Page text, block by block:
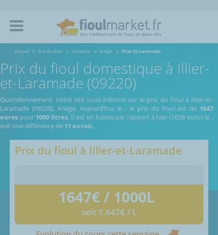
Accueil Prix du fioul Occitanie Ariege Illier-Et-Laramade
Prix du fioul domestique à Illier-
et-Laramade (09220)
Quotidiennement, notre site vous informe sur le prix du fioul à Illier-et-
Laramade (09220), Ariege. Aujourd’hui, le , le prix du fioul est de 1647
euros pour 1000 litres. Il est en baisse par rapport à hier (1658 euros le,
soit une différence de 11 euros).
Prix du fioul à Illier-et-Laramade
1647€ / 1000L
soit 1,647€ / L